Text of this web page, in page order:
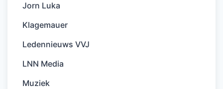
Jorn Luka
Klagemauer
Ledennieuws VVJ
LNN Media
Muziek